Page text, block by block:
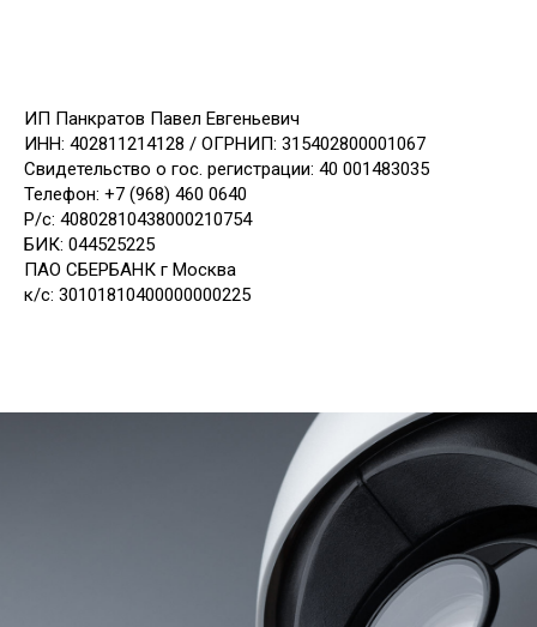
ИП Панкратов Павел Евгеньевич
ИНН: 402811214128 / ОГРНИП: 315402800001067
Свидетельство о гос. регистрации: 40 001483035
Телефон: +7 (968) 460 0640
Р/с: 40802810438000210754
БИК: 044525225
ПАО СБЕРБАНК г Москва
к/с: 30101810400000000225